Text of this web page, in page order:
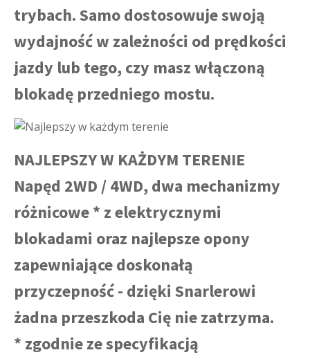
trybach. Samo dostosowuje swoją
wydajność w zależności od prędkości
jazdy lub tego, czy masz włączoną
blokadę przedniego mostu.
NAJLEPSZY W KAŻDYM TERENIE
Napęd 2WD / 4WD, dwa mechanizmy
różnicowe * z elektrycznymi
blokadami oraz najlepsze opony
zapewniające doskonałą
przyczepność - dzięki Snarlerowi
żadna przeszkoda Cię nie zatrzyma.
* zgodnie ze specyfikacją